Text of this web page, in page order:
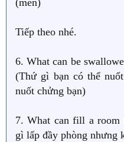
(men)
Tiếp theo nhé.
6. What can be
(Thứ gì bạn có thể
nuốt chửng bạn)
7. What can fill a room
gì lấp đầy phòng nhưng